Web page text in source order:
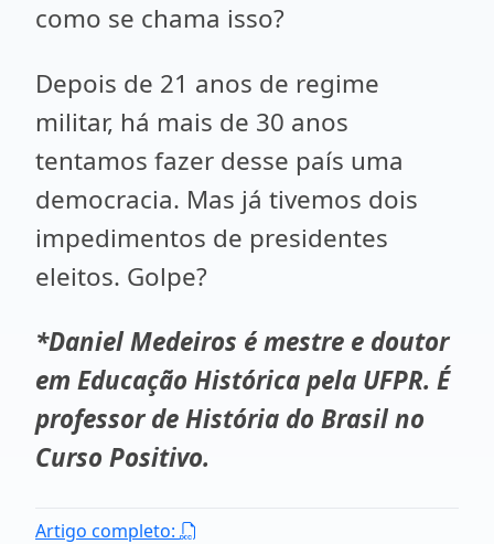
como se chama isso?
Depois de 21 anos de regime
militar, há mais de 30 anos
tentamos fazer desse país uma
democracia. Mas já tivemos dois
impedimentos de presidentes
eleitos. Golpe?
*Daniel Medeiros é mestre e doutor
em Educação Histórica pela UFPR. É
professor de História do Brasil no
Curso Positivo.
Artigo completo: